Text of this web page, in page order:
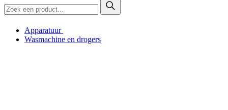
Apparatuur
Wasmachine en drogers